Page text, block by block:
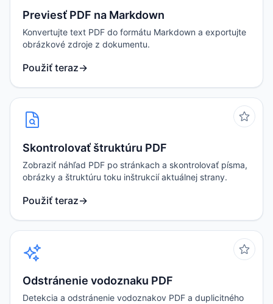
Previesť PDF na Markdown
Konvertujte text PDF do formátu Markdown a exportujte
obrázkové zdroje z dokumentu.
Použiť teraz→
Skontrolovať štruktúru PDF
Zobraziť náhľad PDF po stránkach a skontrolovať písma,
obrázky a štruktúru toku inštrukcií aktuálnej strany.
Použiť teraz→
Odstránenie vodoznaku PDF
Detekcia a odstránenie vodoznakov PDF a duplicitného